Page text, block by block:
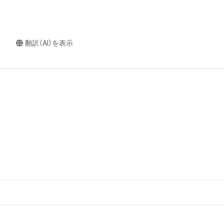
翻訳（AI）を表示